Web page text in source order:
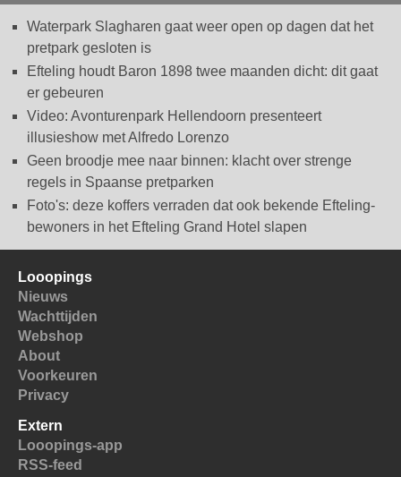
Waterpark Slagharen gaat weer open op dagen dat het
pretpark gesloten is
Efteling houdt Baron 1898 twee maanden dicht: dit gaat
er gebeuren
Video: Avonturenpark Hellendoorn presenteert
illusieshow met Alfredo Lorenzo
Geen broodje mee naar binnen: klacht over strenge
regels in Spaanse pretparken
Foto's: deze koffers verraden dat ook bekende Efteling-
bewoners in het Efteling Grand Hotel slapen
Looopings
Nieuws
Wachttijden
Webshop
About
Voorkeuren
Privacy
Extern
Looopings-app
RSS-feed